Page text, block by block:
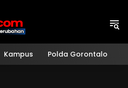
Kampus Polda Gorontalo